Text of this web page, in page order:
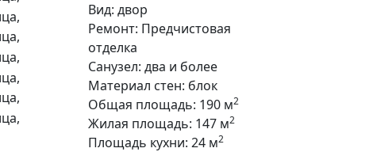
Вид: двор
Ремонт: Предчистовая
отделка
Санузел: два и более
Материал стен: блок
Общая площадь: 190 м2
Жилая площадь: 147 м2
Площадь кухни: 24 м2